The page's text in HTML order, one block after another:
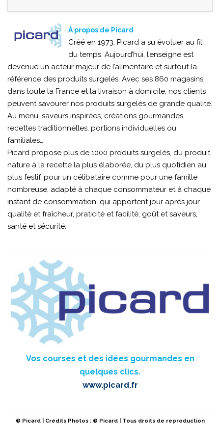
À propos de Picard
Créé en 1973, Picard a su évoluer au fil
du temps. Aujourd’hui, l’enseigne est
devenue un acteur majeur de l’alimentaire et surtout la
référence des produits surgelés. Avec ses 860 magasins
dans toute la France et la livraison à domicile, nos clients
peuvent savourer nos produits surgelés de grande qualité.
Au menu, saveurs inspirées, créations gourmandes,
recettes traditionnelles, portions individuelles ou
familiales…
Picard propose plus de 1000 produits surgelés, du produit
nature à la recette la plus élaborée, du plus quotidien au
plus festif, pour un célibataire comme pour une famille
nombreuse, adapté à chaque consommateur et à chaque
instant de consommation, qui apportent jour après jour
qualité et fraîcheur, praticité et facilité, goût et saveurs,
santé et sécurité.
Vos courses et des idées gourmandes en
quelques clics.
www.picard.fr
© Picard | Crédits Photos : © Picard | Tous droits de reproduction